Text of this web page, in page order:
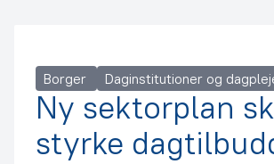
Borger Daginstitutioner og
Ny sektorplan
styrke